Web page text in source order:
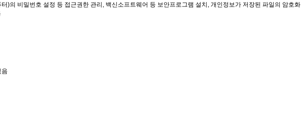
)의 비밀번호 설정 등 접근권한 관리, 백신소프트웨어 등 보안프로그램 설치, 개인정보가 저장된 파일의 암호화
음